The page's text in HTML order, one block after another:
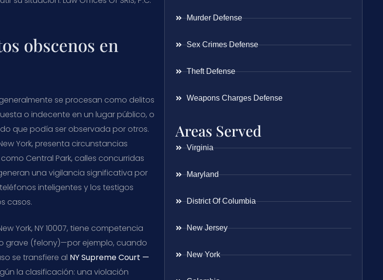
obscenos en
se procesan como delitos
o indecente en un lugar público, o
que podía ser observada por otros.
York, presenta circunstancias
Central Park, calles concurridas
una vigilancia significativa por
inteligentes y los testigos
casos.
York, NY 10007, tiene competencia
grave (felony)—por ejemplo, cuando
se transfiere al NY Supreme Court —
la clasificación: una violación
Murder Defense
Sex Crimes Defense
Theft Defense
Weapons Charges Defense
Areas Served
Virginia
Maryland
District Of Columbia
New Jersey
New York